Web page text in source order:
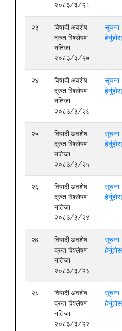
२०८३/३/२८
२३
विषादी अवशेष
द्रुत विश्लेषण
नतिजा
२०८३/३/२७
सूचना
हेर्नुहोस्
२४
विषादी अवशेष
द्रुत विश्लेषण
नतिजा
२०८३/३/२६
सूचना
हेर्नुहोस्
२५
विषादी अवशेष
द्रुत विश्लेषण
नतिजा
२०८३/३/२५
सूचना
हेर्नुहोस्
२६
विषादी अवशेष
द्रुत विश्लेषण
नतिजा
२०८३/३/२४
सूचना
हेर्नुहोस्
२७
विषादी अवशेष
द्रुत विश्लेषण
नतिजा
२०८३/३/२३
सूचना
हेर्नुहोस्
२८
विषादी अवशेष
द्रुत विश्लेषण
नतिजा
२०८३/३/२२
सूचना
हेर्नुहोस्